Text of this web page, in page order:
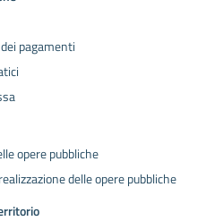
pagamenti
opere pubbliche
delle opere pubbliche